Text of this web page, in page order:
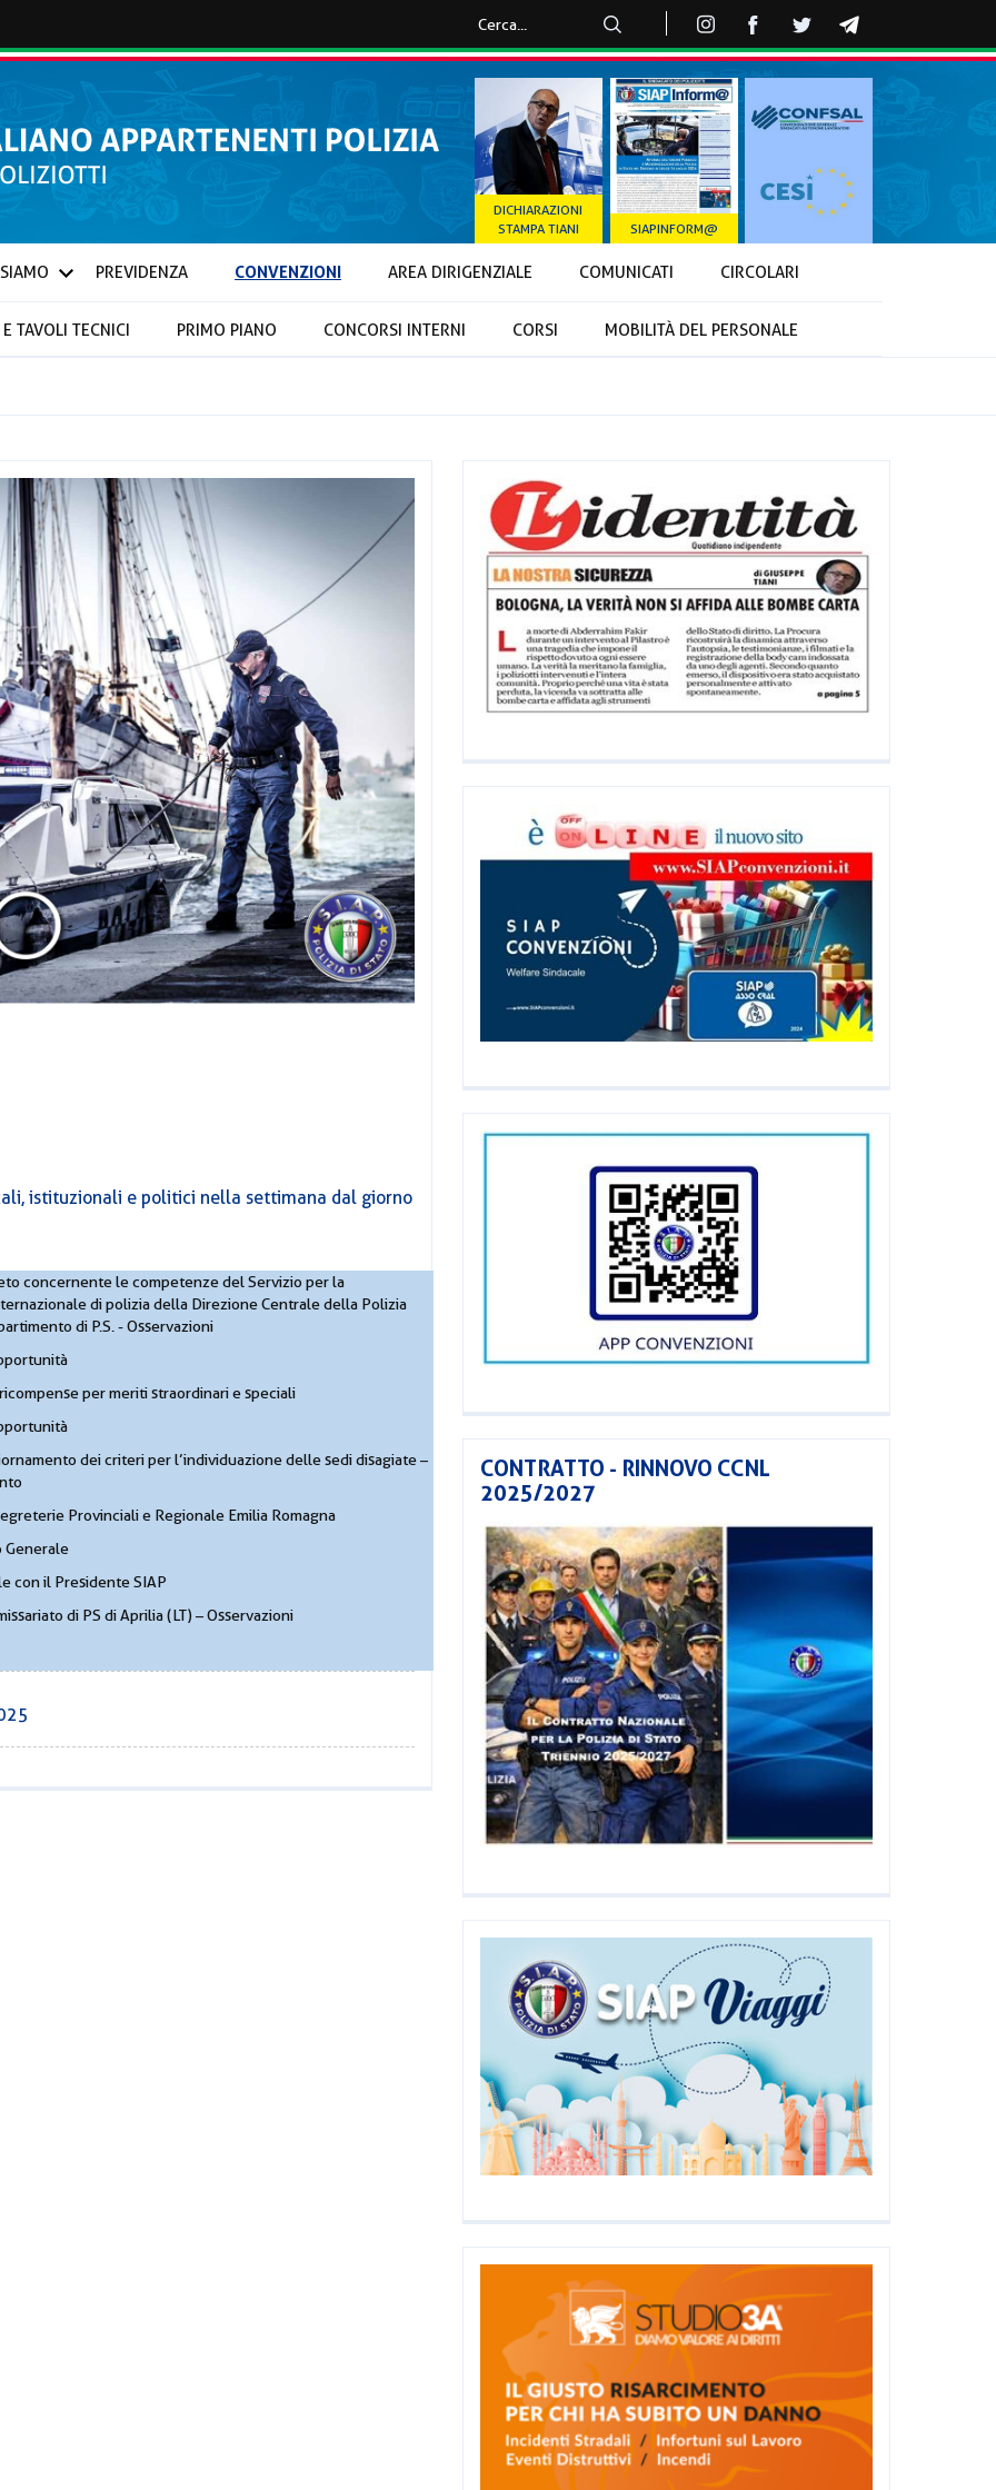
DICHIARAZIONI
STAMPA TIANI
SIAPINFORM@
TAVOLI TECNICI PRIMO PIANO CONCORSI INTERNI CORSI MOBILITÀ DEL PERSONALE
E PROVINCIALI
PREVIDENZA CONVENZIONI AREA DIRIGENZIALE COMUNICATI CIRCOLARI
istituzionali e politici nella settimana dal giorno
concernente le competenze del Servizio per la
di polizia della Direzione Centrale della Polizia
di P.S. - Osservazioni
per meriti straordinari e speciali
dei criteri per l’individuazione delle sedi disagiate –
Provinciali e Regionale Emilia Romagna
Generale
con il Presidente SIAP
di PS di Aprilia (LT) – Osservazioni
CONTRATTO - RINNOVO CCNL
2025/2027